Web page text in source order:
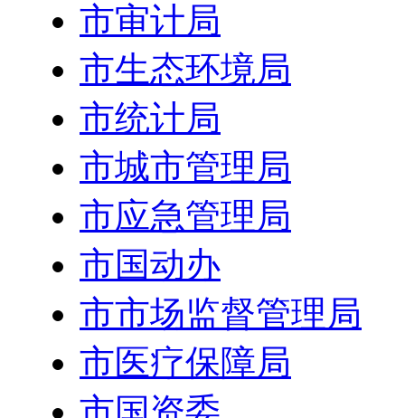
市审计局
市生态环境局
市统计局
市城市管理局
市应急管理局
市国动办
市市场监督管理局
市医疗保障局